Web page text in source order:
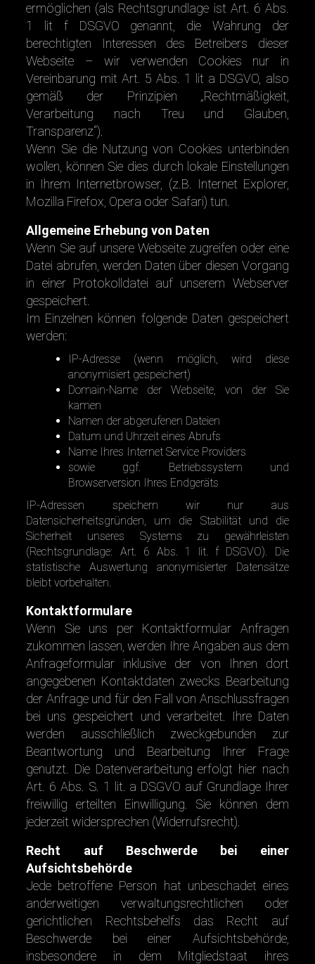
ermöglichen (als Rechtsgrundlage ist Art. 6 Abs.
1 lit f DSGVO genannt, die Wahrung der
berechtigten Interessen des Betreibers dieser
Webseite – wir verwenden Cookies nur in
Vereinbarung mit Art. 5 Abs. 1 lit a DSGVO, also
gemäß der Prinzipien „Rechtmäßigkeit,
Verarbeitung nach Treu und Glauben,
Transparenz“).
Wenn Sie die Nutzung von Cookies unterbinden
wollen, können Sie dies durch lokale Einstellungen
in Ihrem Internetbrowser, (z.B. Internet Explorer,
Mozilla Firefox, Opera oder Safari) tun.
Allgemeine Erhebung von Daten
Wenn Sie auf unsere Webseite zugreifen oder eine
Datei abrufen, werden Daten über diesen Vorgang
in einer Protokolldatei auf unserem Webserver
gespeichert.
Im Einzelnen können folgende Daten gespeichert
werden:
IP-Adresse (wenn möglich, wird diese
anonymisiert gespeichert)
Domain-Name der Webseite, von der Sie
kamen
Namen der abgerufenen Dateien
Datum und Uhrzeit eines Abrufs
Name Ihres Internet Service Providers
sowie ggf. Betriebssystem und
Browserversion Ihres Endgeräts
IP-Adressen speichern wir nur aus
Datensicherheitsgründen, um die Stabilität und die
Sicherheit unseres Systems zu gewährleisten
(Rechtsgrundlage: Art. 6 Abs. 1 lit. f DSGVO). Die
statistische Auswertung anonymisierter Datensätze
bleibt vorbehalten.
Kontaktformulare
Wenn Sie uns per Kontaktformular Anfragen
zukommen lassen, werden Ihre Angaben aus dem
Anfrageformular inklusive der von Ihnen dort
angegebenen Kontaktdaten zwecks Bearbeitung
der Anfrage und für den Fall von Anschlussfragen
bei uns gespeichert und verarbeitet. Ihre Daten
werden ausschließlich zweckgebunden zur
Beantwortung und Bearbeitung Ihrer Frage
genutzt. Die Datenverarbeitung erfolgt hier nach
Art. 6 Abs. S. 1 lit. a DSGVO auf Grundlage Ihrer
freiwillig erteilten Einwilligung. Sie können dem
jederzeit widersprechen (Widerrufsrecht).
Recht auf Beschwerde bei einer
Aufsichtsbehörde
Jede betroffene Person hat unbeschadet eines
anderweitigen verwaltungsrechtlichen oder
gerichtlichen Rechtsbehelfs das Recht auf
Beschwerde bei einer Aufsichtsbehörde,
insbesondere in dem Mitgliedstaat ihres